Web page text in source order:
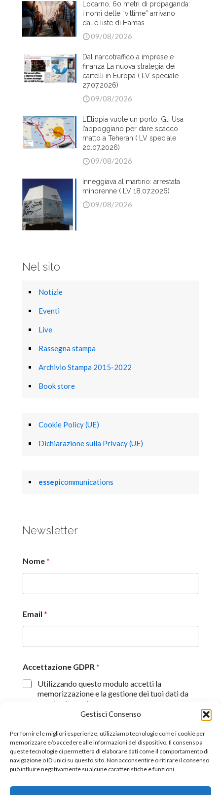
Gestisci Consenso
Per fornire le migliori esperienze, utilizziamo tecnologie come i cookie per
memorizzare e/o accedere alle informazioni del dispositivo. Il consenso a
queste tecnologie ci permetterà di elaborare dati come il comportamento di
navigazione o ID unici su questo sito. Non acconsentire o ritirare il consenso
può influire negativamente su alcune caratteristiche e funzioni.
Locarno, 60 metri di propaganda:
i nomi delle “vittime” arrivano
dalle liste di Hamas
09/08/2026
Dal narcotraffico a imprese e
finanza La nuova strategia dei
cartelli in Europa ( LV speciale
27.07.2026)
09/08/2026
L’Etiopia vuole un porto. Gli Usa
l’appoggiano per dare scacco
matto a Teheran ( LV speciale
20.07.2026)
09/08/2026
Inneggiava al martirio: arrestata
minorenne ( LV 18.07.2026)
09/08/2026
Nel sito
Notizie
Eventi
Live
Rassegna stampa
Archivio Stampa 2015-2022
Book store
Cookie Policy (UE)
Dichiarazione sulla Privacy (UE)
essepicommunications
Newsletter
Nome*
Email *
Accettazione GDPR *
Utilizzando questo modulo accetti la
memorizzazione e la gestione dei tuoi dati da
questo sito web.
Proseguendo, dichiaro di aver preso visione
Invia